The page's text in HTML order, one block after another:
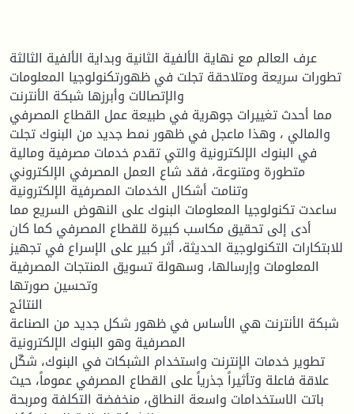
عرف العالم مع نهاية الألفية الثانية وبداية الألفية الثالثة
تطورات سريعة ومتلاحقة تجلت في ظهورتكنولوجيا المعلومات
والإتصالات وأبرزها شبكة الأنترنت
مما أحدث تغييرات جوهرية في طبيعة عمل القطاع المصرفي
والمالي ، وهذا ماعجل في ظهور نمط جديد من البنوك تجلت
في البنوك الإلكترونية والتي تقدم خدمات مصرفية ومالية
متطورة ومتنوعة، فقد شاع العمل المصرفي الإلكتروني
وتنامت أشكال الخدمات المصرفية الإلكترونية
ساعدت تكنولوجيا المعلومات البنوك على النهوض السريع مما
أدى إلى تحقيق مكاسب كبيرة للقطاع المصرفي كما كان
للابتكارات التكنولوجية الحديثة، أثر كبير على الإسراع في تجهيز
المعلومات وإرسالها، وسهولة تسويق المنتجات المصرفية
وتحسين صورتها
النتائج
شبكة الأنترنت هي الأساس في ظهور شكل جديد من الصناعة
المصرفية وهو البنوك الإلكترونية
تطوير خدمات الإنترنت واستخدام الشبكات في البنوك، شكّل
علاقة فاعلة وتأثيراً جذرياً على القطاع المصرفي عموماً، حيث
باتت الاستخدامات واسعة النطاق، منخفضة التكلفة ومربحة